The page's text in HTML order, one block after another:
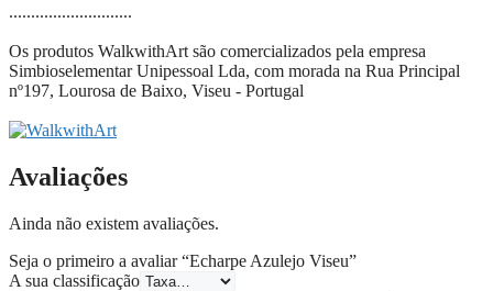
............................
Os produtos WalkwithArt são comercializados pela empresa
Simbioselementar Unipessoal Lda, com morada na Rua Principal
nº197, Lourosa de Baixo, Viseu - Portugal
Avaliações
Ainda não existem avaliações.
Seja o primeiro a avaliar “Echarpe Azulejo Viseu”
A sua classificação